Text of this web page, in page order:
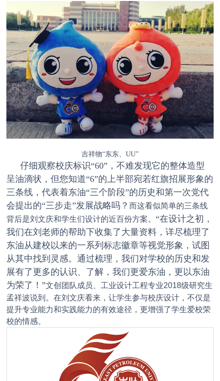
吉祥物“东东、UU”
仔细观察校庆标识“60”，不难发现它的整体造型
呈油滴状，但您知道“6”的上半部宛若红旗招展形象的
三条线，代表着东油“三个阶段”的历史和第一次党代
会提出的“三步走”发展战略吗？而这看似简单的三条线
背后是刘文庆和学生们设计的近百份方案。 “在设计之初，
我们在刘老师的帮助下收集了大量资料，详尽梳理了
东油从建校以来的一系列标志徽章等视觉形象，试图
从其中找到灵感。通过梳理，我们对学校的历史和发
展有了更多的认识、了解，我们更爱东油，更以东油
为荣了！”文创团队成员、工业设计工程专业2018级研究生
孟祥波说到。在刘文庆看来，让学生参与校庆设计，不仅是
提升专业能力和实践能力的有效途径，更增强了学生爱校荣
校的情感。